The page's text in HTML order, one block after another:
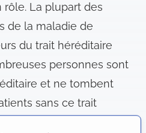
La plupart des
de la maladie de
du trait héréditaire
personnes sont
et ne tombent
sans ce trait